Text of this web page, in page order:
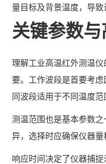
量目标及背景温度，导致
关键参数
理解工业高温红外测温
要。工作波段是首要考虑
同波段适用于不同温度范
测温范围也是基本参数
异，选择时应确保仪器量
响应时间决定了仪器捕